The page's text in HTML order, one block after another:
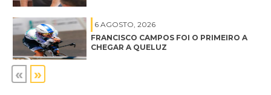
6 AGOSTO, 2026
FRANCISCO CAMPOS FOI O PRIMEIRO A
CHEGAR A QUELUZ
« »